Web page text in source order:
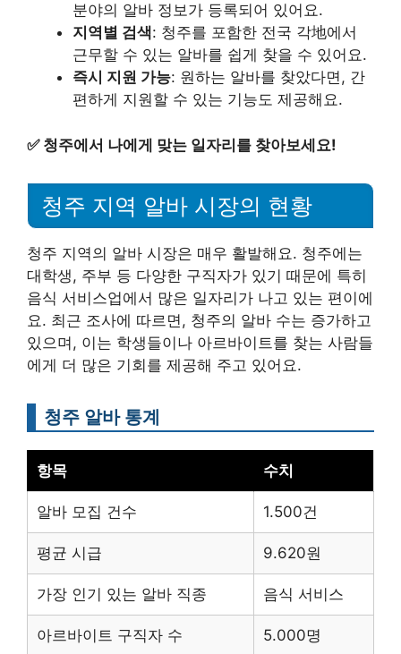
분야의 알바 정보가 등록되어 있어요.
지역별 검색: 청주를 포함한 전국 각地에서
근무할 수 있는 알바를 쉽게 찾을 수 있어요.
즉시 지원 가능: 원하는 알바를 찾았다면, 간
편하게 지원할 수 있는 기능도 제공해요.
✅ 청주에서 나에게 맞는 일자리를 찾아보세요!
청주 지역 알바 시장의 현황
청주 지역의 알바 시장은 매우 활발해요. 청주에는
대학생, 주부 등 다양한 구직자가 있기 때문에 특히
음식 서비스업에서 많은 일자리가 나고 있는 편이에
요. 최근 조사에 따르면, 청주의 알바 수는 증가하고
있으며, 이는 학생들이나 아르바이트를 찾는 사람들
에게 더 많은 기회를 제공해 주고 있어요.
청주 알바 통계
항목 수치
알바 모집 건수 1.500건
평균 시급 9.620원
가장 인기 있는 알바 직종 음식 서비스
아르바이트 구직자 수 5.000명